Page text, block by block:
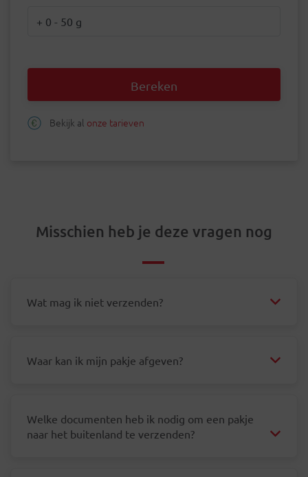
Bereken
Bekijk al onze tarieven
Misschien heb je deze vragen nog
Wat mag ik niet verzenden?
Waar kan ik mijn pakje afgeven?
Welke documenten heb ik nodig om een pakje
naar het buitenland te verzenden?